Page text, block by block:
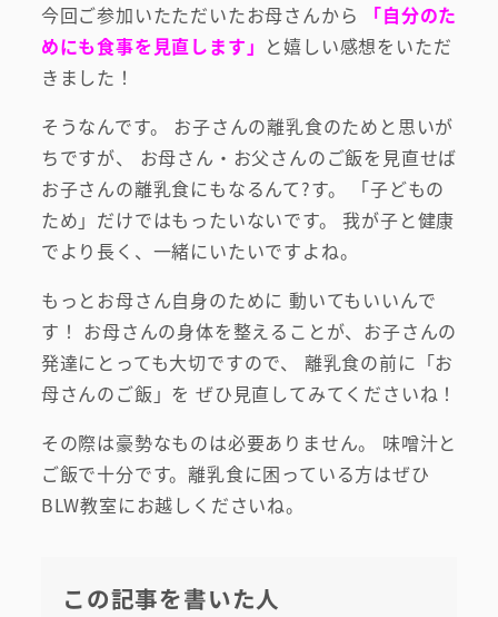
今回ご参加いたただいたお母さんから
「自分のた
めにも食事を見直します」 と嬉しい感想をいただ
きました！
そうなんです。 お子さんの離乳食のためと思いが
ちですが、 お母さん・お父さんのご飯を見直せば
お子さんの離乳食にもなるんて?す。 「子どもの
ため」だけではもったいないです。 我が子と健康
でより長く、一緒にいたいですよね。
もっとお母さん自身のために 動いてもいいんで
す！ お母さんの身体を整えることが、お子さんの
発達にとっても大切ですので、 離乳食の前に「お
母さんのご飯」を ぜひ見直してみてくださいね！
その際は豪勢なものは必要ありません。 味噌汁と
ご飯で十分です。離乳食に困っている方はぜひ
BLW教室にお越しくださいね。
この記事を書いた人